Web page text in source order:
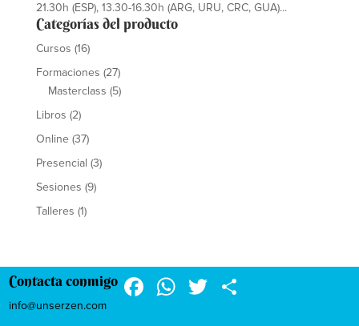
21.30h (ESP), 13.30-16.30h (ARG, URU, CRC, GUA)...
Categorías del producto
Cursos (16)
Formaciones (27)
Masterclass (5)
Libros (2)
Online (37)
Presencial (3)
Sesiones (9)
Talleres (1)
Contacta conmigo
info@unserzen.com
F
W
T